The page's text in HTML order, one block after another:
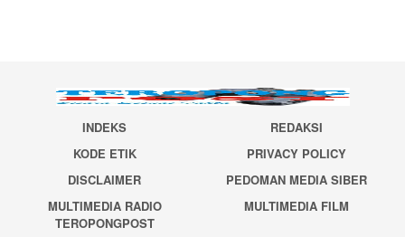
INDEKS
REDAKSI
KODE ETIK
PRIVACY POLICY
DISCLAIMER
PEDOMAN MEDIA SIBER
MULTIMEDIA RADIO
TEROPONGPOST
MULTIMEDIA FILM